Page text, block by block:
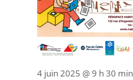
4 juin 2025 @ 9 h 30 min